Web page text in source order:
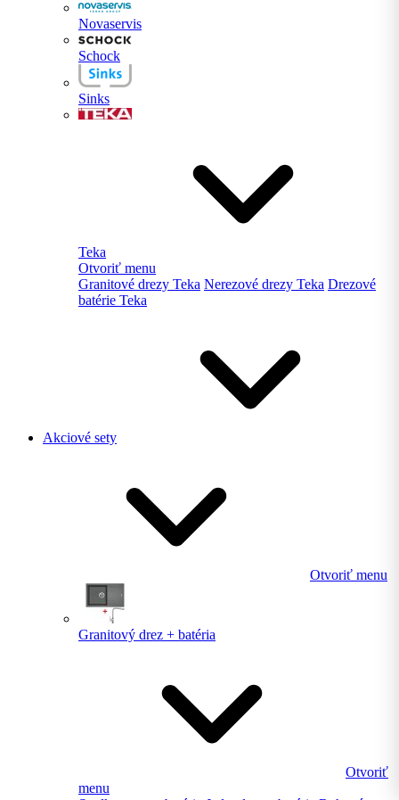
Novaservis
Schock
Sinks
Teka
Otvoriť menu
Granitové drezy Teka Nerezové drezy Teka Drezové
batérie Teka
Akciové sety
Otvoriť menu
Granitový drez + batéria
Otvoriť
menu